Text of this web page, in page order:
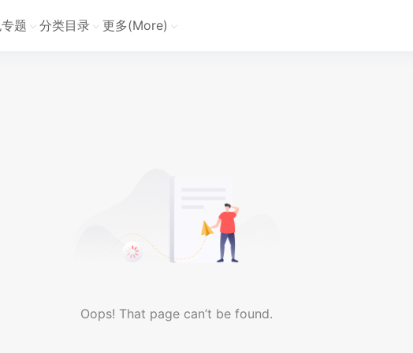
题 分类目录 更多(More)
Oops! That page can’t be found.